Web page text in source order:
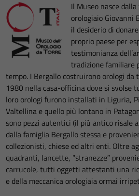
Il Museo nasce
orologiaio Giovanni
il desiderio di
proprio paese per
testimonianza
tradizione familiare
tempo. I Bergallo costruirono orologi
1980 nella casa-officina dove si svolse
loro orologi furono installati in Liguria,
Valtellina e quello più lontano in
sono pezzi autentici (il più antico risale
dalla famiglia Bergallo stessa e
collezionisti, chiese ed altri enti. Oltre
quadranti, lancette, “stranezze”
carrucole, tutti oggetti attestanti una
e della meccanica orologiaia ormai